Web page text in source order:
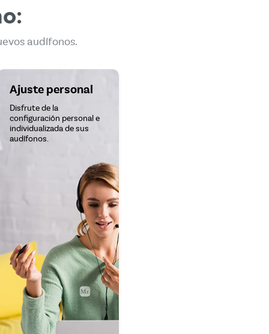
audífonos.
Ajuste personal
Disfrute de la
configuración personal e
individualizada de sus
audífonos.